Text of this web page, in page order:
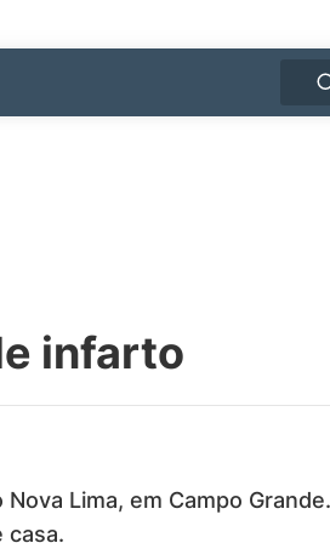
infarto
Lima, em Campo
casa.